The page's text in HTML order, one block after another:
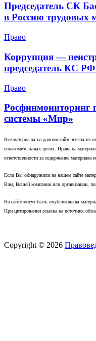
Председатель СК
в Россию трудовых
Право
Коррупция —
председатель КС
Право
Росфинмониторинг
системы «Мир»
Все материалы на данном сайте взяты из
ознакомительных целях. Права на
ответственности за содержание материала
Если Вы обнаружили на нашем сайте
Вам, Вашей компании или организации,
На сайте могут быть опубликованы
При цитировании ссылка на источник
Copyright © 2026